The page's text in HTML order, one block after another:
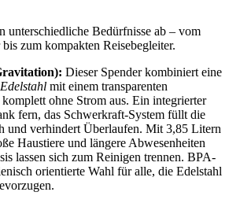
unterschiedliche Bedürfnisse ab – vom
zum kompakten Reisebegleiter.
Dieser Spender kombiniert eine
mit einem transparenten
ohne Strom aus. Ein integrierter
fern, das Schwerkraft-System füllt die
und verhindert Überlaufen. Mit 3,85 Litern
Haustiere und längere Abwesenheiten
lassen sich zum Reinigen trennen. BPA-
orientierte Wahl für alle, die Edelstahl